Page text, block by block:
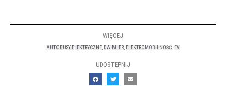
WIĘCEJ
AUTOBUSY ELEKTRYCZNE, DAIMLER, ELEKTROMOBILNOŚĆ, EV
UDOSTĘPNIJ